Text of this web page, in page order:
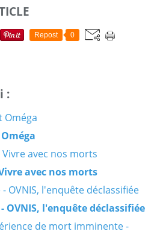
Repost 0
:
avec nos morts
OVNIS, l'enquête déclassifiée